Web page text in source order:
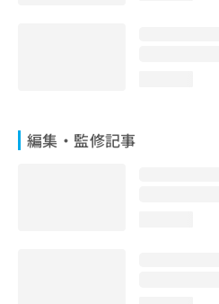
編集・監修記事